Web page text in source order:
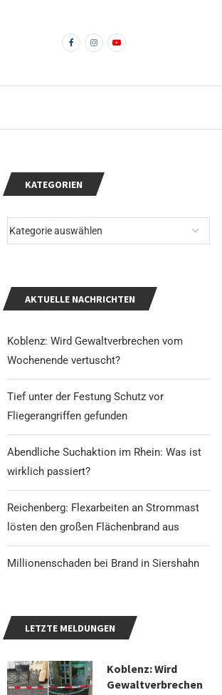
KATEGORIEN
AKTUELLE NACHRICHTEN
Koblenz: Wird Gewaltverbrechen vom
Wochenende vertuscht?
Tief unter der Festung Schutz vor
Fliegerangriffen gefunden
Abendliche Suchaktion im Rhein: Was ist
wirklich passiert?
Reichenberg: Flexarbeiten an Strommast
lösten den großen Flächenbrand aus
Millionenschaden bei Brand in Siershahn
LETZTE MELDUNGEN
Koblenz: Wird
Gewaltverbrechen